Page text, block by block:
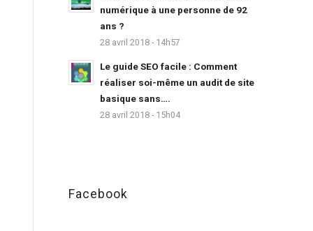
numérique à une personne de 92
ans ?
28 avril 2018 - 14h57
Le guide SEO facile : Comment
réaliser soi-même un audit de site
basique sans….
28 avril 2018 - 15h04
Facebook